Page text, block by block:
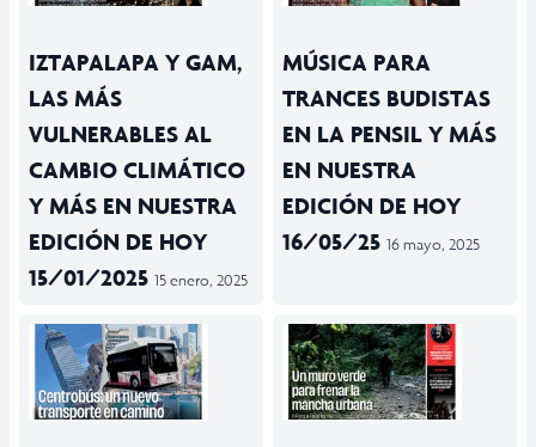
IZTAPALAPA Y GAM,
LAS MÁS
VULNERABLES AL
CAMBIO CLIMÁTICO
Y MÁS EN NUESTRA
EDICIÓN DE HOY
15/01/2025 15 enero, 2025
MÚSICA PARA
TRANCES BUDISTAS
EN LA PENSIL Y MÁS
EN NUESTRA
EDICIÓN DE HOY
16/05/25 16 mayo, 2025